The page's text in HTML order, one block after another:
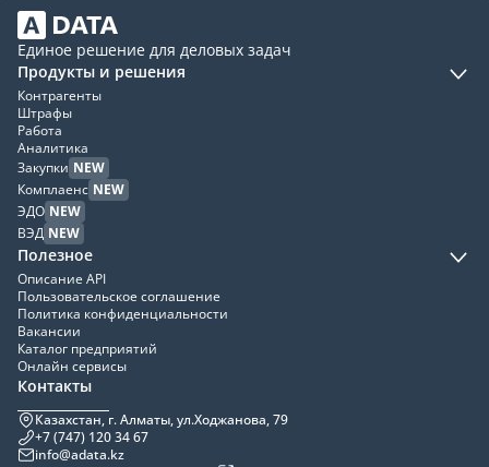
Единое решение для деловых задач
Продукты и решения
Контрагенты
Штрафы
Работа
Аналитика
Закупки NEW
Комплаенс NEW
ЭДО NEW
ВЭД NEW
Полезное
Описание API
Пользовательское соглашение
Политика конфиденциальности
Вакансии
Каталог предприятий
Онлайн сервисы
Контакты
Казахстан, г. Алматы, ул.Ходжанова, 79
+7 (747) 120 34 67
info@adata.kz